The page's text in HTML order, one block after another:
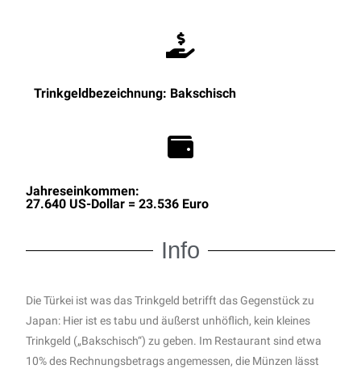
Trinkgeldbezeichnung: Bakschisch
Jahreseinkommen:
27.640 US-Dollar = 23.536 Euro
Info
Die Türkei ist was das Trinkgeld betrifft das Gegenstück zu
Japan: Hier ist es tabu und äußerst unhöflich, kein kleines
Trinkgeld („Bakschisch“) zu geben. Im Restaurant sind etwa
10% des Rechnungsbetrags angemessen, die Münzen lässt